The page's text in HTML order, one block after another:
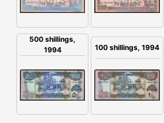
500 shillings,
1994
100 shillings, 1994